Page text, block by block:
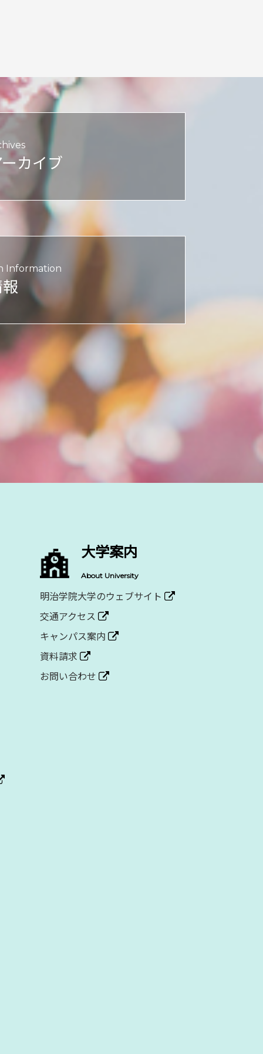
カイブ
Information
大学案内
About University
明治学院大学のウェブサイト
交通アクセス
キャンパス案内
資料請求
お問い合わせ